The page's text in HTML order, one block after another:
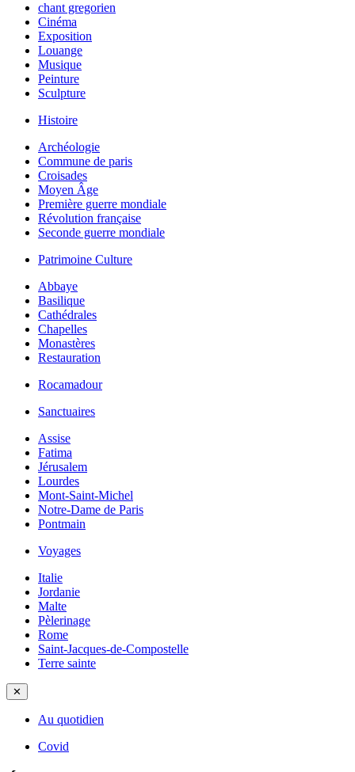
chant gregorien
Cinéma
Exposition
Louange
Musique
Peinture
Sculpture
Histoire
Archéologie
Commune de paris
Croisades
Moyen Âge
Première guerre mondiale
Révolution française
Seconde guerre mondiale
Patrimoine Culture
Abbaye
Basilique
Cathédrales
Chapelles
Monastères
Restauration
Rocamadour
Sanctuaires
Assise
Fatima
Jérusalem
Lourdes
Mont-Saint-Michel
Notre-Dame de Paris
Pontmain
Voyages
Italie
Jordanie
Malte
Pèlerinage
Rome
Saint-Jacques-de-Compostelle
Terre sainte
✕
Au quotidien
Covid